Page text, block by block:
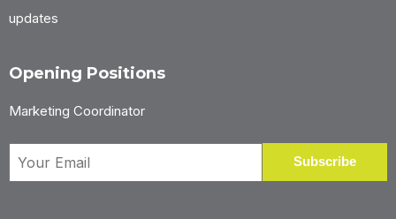
updates
Opening Positions
Marketing Coordinator